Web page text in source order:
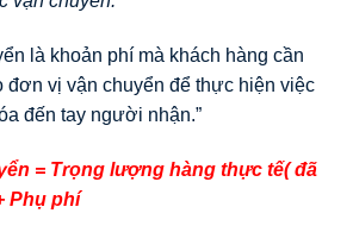
là khoản phí mà khách hàng cần
đơn vị vận chuyển để thực hiện việc
đến tay người nhận.”
= Trọng lượng hàng thực tế( đã
Phụ phí